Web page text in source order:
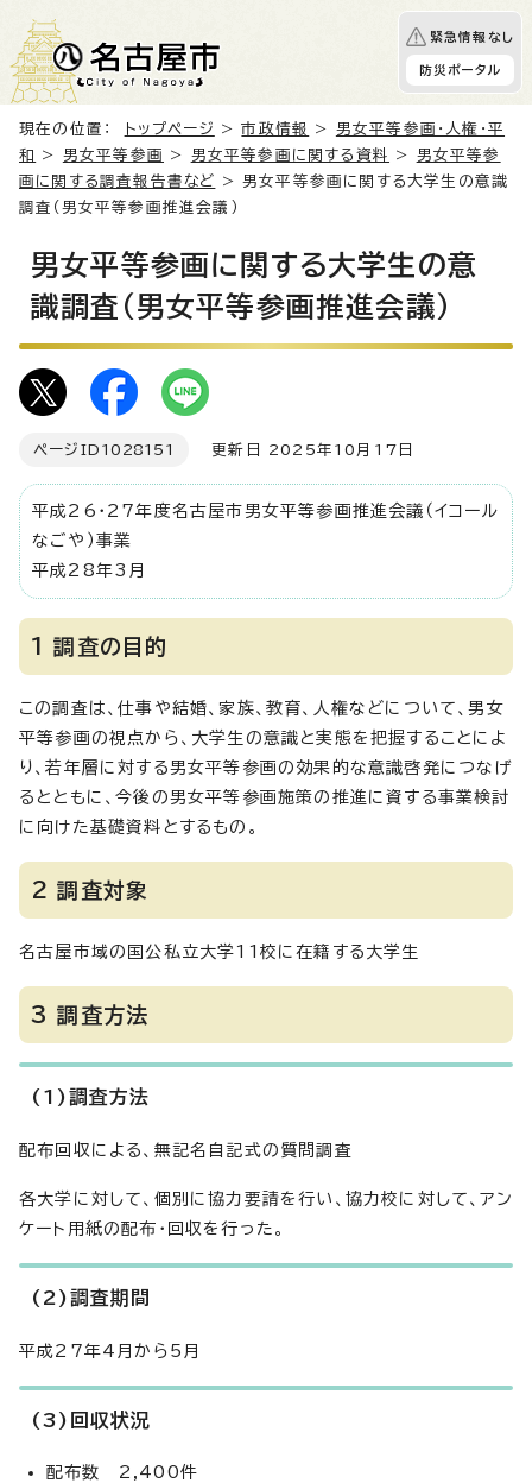
緊急情報なし
防災ポータル
現在の位置： トップページ >市政情報 > 男女平等参画・人権・平
和
> 男女平等参画 > 男女平等参画に関する資料 > 男女平等参
画に関する調査報告書など
> 男女平等参画に関する大学生の意識
調査（男女平等参画推進会議）
男女平等参画に関する大学生の意
識調査（男女平等参画推進会議）
ページID 1028151 更新日 2025年10月17日
平成26・27年度名古屋市男女平等参画推進会議（イコール
なごや）事業
平成28年3月
1 調査の目的
この調査は、仕事や結婚、家族、教育、人権などについて、男女
平等参画の視点から、大学生の意識と実態を把握することによ
り、若年層に対する男女平等参画の効果的な意識啓発につなげ
るとともに、今後の男女平等参画施策の推進に資する事業検討
に向けた基礎資料とするもの。
2 調査対象
名古屋市域の国公私立大学11校に在籍する大学生
3 調査方法
(1)調査方法
配布回収による、無記名自記式の質問調査
各大学に対して、個別に協力要請を行い、協力校に対して、アン
ケート用紙の配布・回収を行った。
(2)調査期間
平成27年4月から5月
(3)回収状況
配布数 2,400件